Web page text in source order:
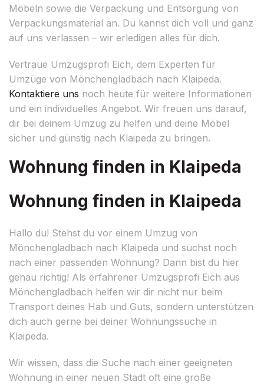
Möbeln sowie die Verpackung und Entsorgung von
Verpackungsmaterial an. Du kannst dich voll und ganz
auf uns verlassen – wir erledigen alles für dich.
Vertraue Umzugsprofi Eich, dem Experten für
Umzüge von Mönchengladbach nach Klaipeda.
Kontaktiere uns noch heute für weitere Informationen
und ein individuelles Angebot. Wir freuen uns darauf,
dir bei deinem Umzug zu helfen und deine Möbel
sicher und günstig nach Klaipeda zu bringen.
Wohnung finden in Klaipeda
Wohnung finden in Klaipeda
Hallo du! Stehst du vor einem Umzug von
Mönchengladbach nach Klaipeda und suchst noch
nach einer passenden Wohnung? Dann bist du hier
genau richtig! Als erfahrener Umzugsprofi Eich aus
Mönchengladbach helfen wir dir nicht nur beim
Transport deines Hab und Guts, sondern unterstützen
dich auch gerne bei deiner Wohnungssuche in
Klaipeda.
Wir wissen, dass die Suche nach einer geeigneten
Wohnung in einer neuen Stadt oft eine große